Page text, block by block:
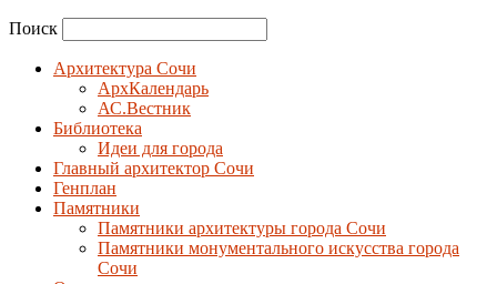
Поиск
Архитектура Сочи
АрхКалендарь
АС.Вестник
Библиотека
Идеи для города
Главный архитектор Сочи
Генплан
Памятники
Памятники архитектуры города Сочи
Памятники монументального искусства города
Сочи